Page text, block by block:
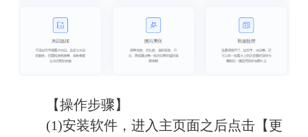
【操作步骤】
(1)安装软件，进入主页面之后点击【更